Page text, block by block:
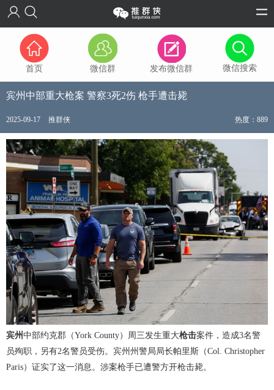
首页 微信群 发布微信群 微信搜索
宾州中部重大枪案 警察3死2伤 枪手遭击毙
2025-09-17 推群侠 热度：889
宾州中部约克郡（York County）周三发生重大枪击案件，造成3名警
员殉职，另有2名警员受伤。宾州州警局局长帕里斯（Col. Christopher
Paris）证实了这一消息。涉案枪手已遭警方开枪击毙。